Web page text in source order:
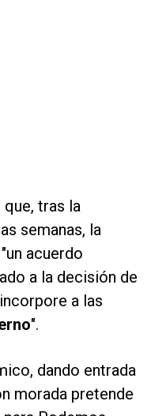
tras la
semanas, la
acuerdo
a la decisión de
a las
".
dando entrada
morada pretende